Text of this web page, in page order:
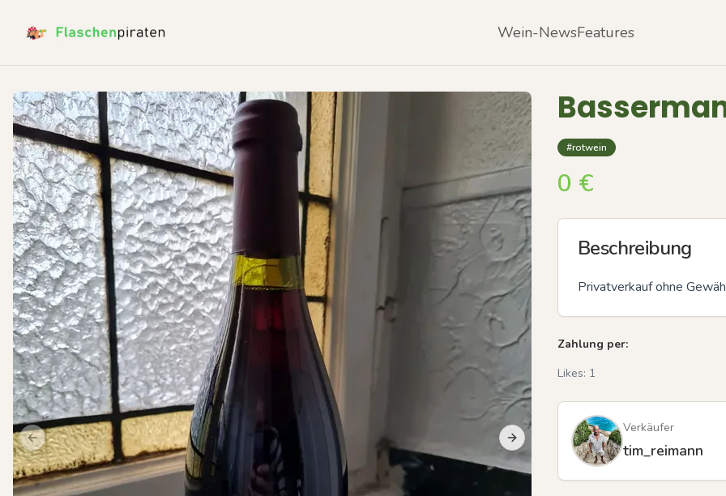
Wein-NewsFeatures
Previous slide Next slide Previous slide
#rotwein
0 €
Beschreibung
Privatverkauf ohne
Zahlung per:
Likes: 1
Verkäufer
tim_reimann